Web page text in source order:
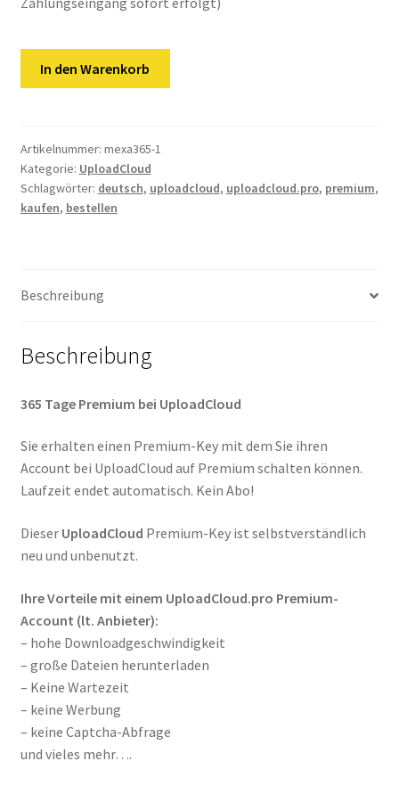
Premium
Key
Menge
In den Warenkorb
Artikelnummer: mexa365-1
Kategorie: UploadCloud
Schlagwörter: deutsch, uploadcloud, uploadcloud.pro, premium,
kaufen, bestellen
Beschreibung
Beschreibung
365 Tage Premium bei UploadCloud
Sie erhalten einen Premium-Key mit dem Sie ihren
Account bei UploadCloud auf Premium schalten können.
Laufzeit endet automatisch. Kein Abo!
Dieser UploadCloud Premium-Key ist selbstverständlich
neu und unbenutzt.
Ihre Vorteile mit einem UploadCloud.pro Premium-
Account (lt. Anbieter):
– hohe Downloadgeschwindigkeit
– große Dateien herunterladen
– Keine Wartezeit
– keine Werbung
– keine Captcha-Abfrage
und vieles mehr….